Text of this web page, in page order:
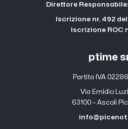
Direttore
Iscrizione nr. 492 del
Iscrizione ROC
ptime
Partita IVA
Via Emidio
63100 – Ascoli